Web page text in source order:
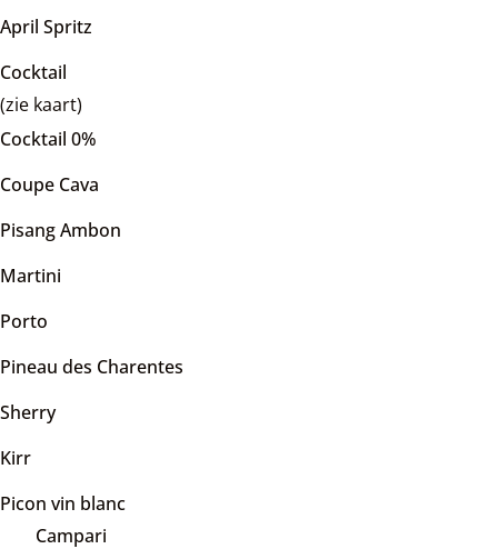
April Spritz
Cocktail
(zie kaart)
Cocktail 0%
Coupe Cava
Pisang Ambon
Martini
Porto
Pineau des Charentes
Sherry
Kirr
Picon vin blanc
Campari